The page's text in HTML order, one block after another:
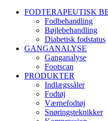
FODTERAPEUTISK
Fodbehandling
Bøjlebehandling
Diabetisk fodstatus
GANGANALYSE
Ganganalyse
Footscan
PRODUKTER
Indlægssåler
Fodtøj
Værnefodtøj
Snøringsteknikker